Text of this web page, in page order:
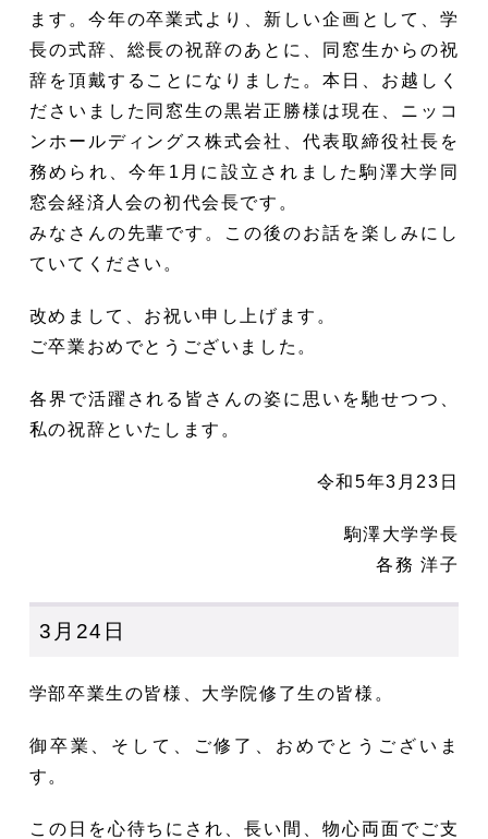
ます。今年の卒業式より、新しい企画として、学
長の式辞、総長の祝辞のあとに、同窓生からの祝
辞を頂戴することになりました。本日、お越しく
ださいました同窓生の黒岩正勝様は現在、ニッコ
ンホールディングス株式会社、代表取締役社長を
務められ、今年1月に設立されました駒澤大学同
窓会経済人会の初代会長です。
みなさんの先輩です。この後のお話を楽しみにし
ていてください。
改めまして、お祝い申し上げます。
ご卒業おめでとうございました。
各界で活躍される皆さんの姿に思いを馳せつつ、
私の祝辞といたします。
令和5年3月23日
駒澤大学学長
各務 洋子
3月24日
学部卒業生の皆様、大学院修了生の皆様。
御卒業、そして、ご修了、おめでとうございま
す。
この日を心待ちにされ、長い間、物心両面でご支